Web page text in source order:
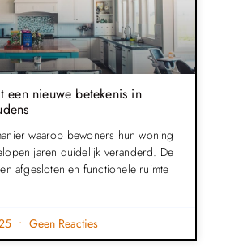
een nieuwe betekenis in
waarop bewoners hun woning
jaren duidelijk veranderd. De
afgesloten en functionele ruimte
Geen Reacties